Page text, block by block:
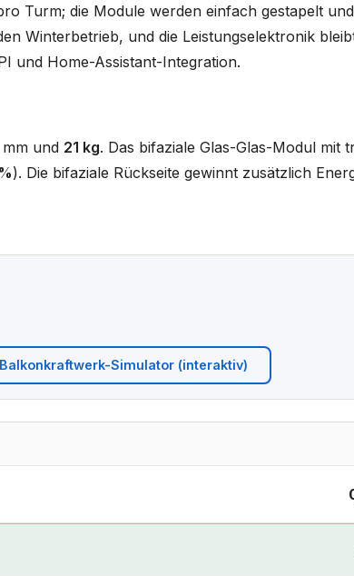
Turm; die Module werden einfach gestapelt
Winterbetrieb, und die Leistungselektronik
und Home-Assistant-Integration.
und 21 kg. Das bifaziale Glas-Glas-Modul mit
). Die bifaziale Rückseite gewinnt zusätzlich
Balkonkraftwerk-Simulator (interaktiv)